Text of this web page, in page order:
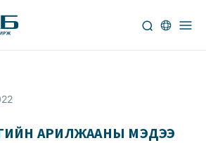
АРИЛЖААНЫ МЭДЭЭ